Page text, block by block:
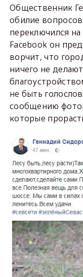
Общественник
обилие
переключился
Facebook он
ворчит, что
ничего не
не быть
сообщению
которые